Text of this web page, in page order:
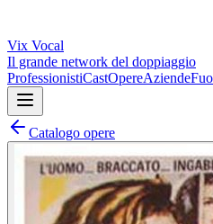
Vix Vocal
Il grande network del doppiaggio
ProfessionistiCastOpereAziende
Catalogo opere